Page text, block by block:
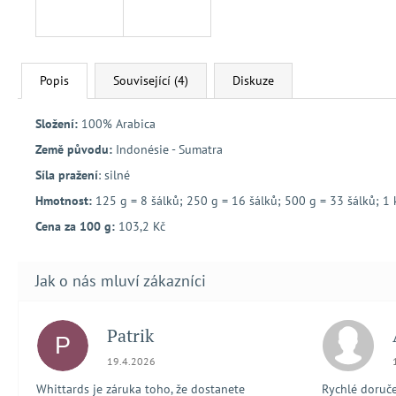
Popis Související (4) Diskuze
Složení: 100% Arabica
Země původu: Indonésie - Sumatra
Síla pražení: silné
Hmotnost: 125 g = 8 šálků; 250 g = 16 šálků; 500 g = 33 šálků; 1
Cena za 100 g: 103,2 Kč
P Patrik
Hodnocení obchodu je 5 z 5 hvězdiček.
19.4.2026
Whittards je záruka toho, že dostanete
Rychlé